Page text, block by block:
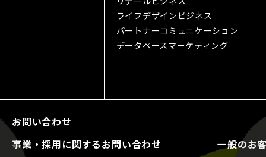
ライフデザインビジネス
パートナーコミュニケーション
データベースマーケティング
お問い合わせ
事業・採用に関するお問い合わせ
一般のお